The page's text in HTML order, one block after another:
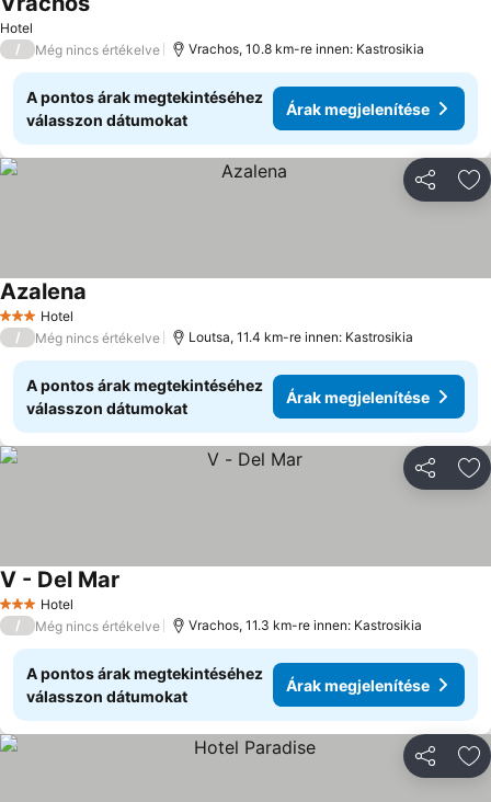
Hotel
Árak megjelenítése
/ Még nincs értékelve Vrachos, 10.8 km-re innen: Kastrosikia
A pontos árak megtekintéséhez
válasszon dátumokat
Árak megjelenítése
3 Kategória
Hotel
Azalena
/ Még nincs értékelve Loutsa, 11.4 km-re innen: Kastrosikia
A pontos árak megtekintéséhez
válasszon dátumokat
Árak megjelenítése
3 Kategória
Hotel
V - Del Mar
/ Még nincs értékelve Vrachos, 11.3 km-re innen: Kastrosikia
A pontos árak megtekintéséhez
válasszon dátumokat
Árak megjelenítése